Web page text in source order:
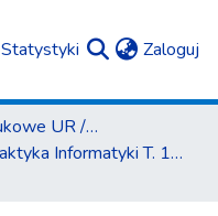
Statystyki Zaloguj
Czasopisma naukowe UR / Scientific Journals
Dydaktyka Informatyki T. 17 (2022)